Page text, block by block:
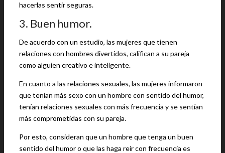
hacerlas sentir seguras.
3. Buen humor.
De acuerdo con un estudio, las mujeres que tienen
relaciones con hombres divertidos, califican a su pareja
como alguien creativo e inteligente.
En cuanto a las relaciones sexuales, las mujeres informaron
que tenían más sexo con un hombre con sentido del humor,
tenían relaciones sexuales con más frecuencia y se sentían
más comprometidas con su pareja.
Por esto, consideran que un hombre que tenga un buen
sentido del humor o que las haga reír con frecuencia es